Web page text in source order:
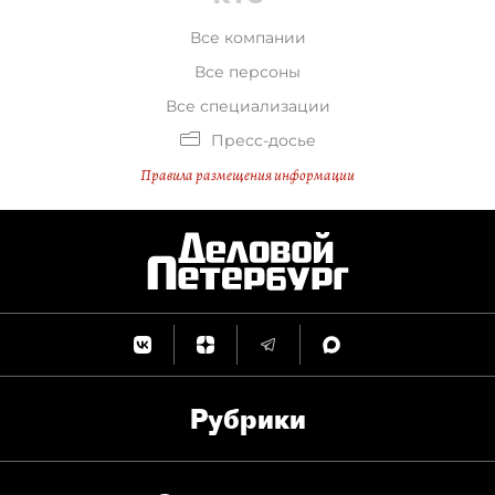
Все компании
Все персоны
Все специализации
Пресс-досье
Правила размещения информации
Рубрики